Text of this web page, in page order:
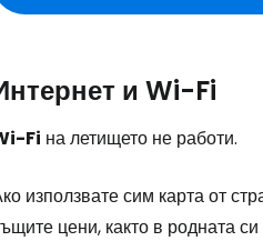
и Wi-Fi
Fi на летището не работи.
използвате сим карта от
цени, както в родната си
...